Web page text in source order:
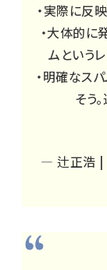
・実際に反
・大体的
ムという
・明確なス
そう
— 辻正浩 |